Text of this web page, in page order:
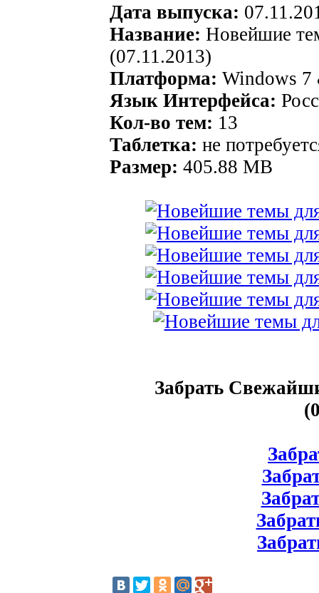
Дата выпуска:
Название: Новейшие
(07.11.2013)
Платформа: Windows 7
Язык Интерфейса:
Кол-во тем: 13
Таблетка: не
Размер: 405.88 MB
Забрать